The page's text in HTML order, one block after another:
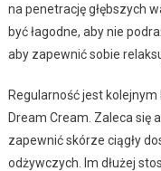
na penetrację głębszych
być łagodne, aby nie
aby zapewnić sobie
Regularność jest
Dream Cream. Zaleca się
zapewnić skórze ciągły
odżywczych. Im dłużej